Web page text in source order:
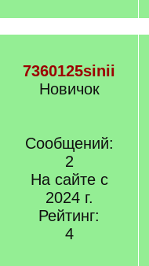
7360125sinii
Новичок
Сообщений:
2
На сайте с
2024 г.
Рейтинг:
4